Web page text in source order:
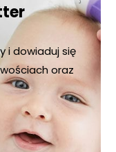
i dowiaduj się
oraz